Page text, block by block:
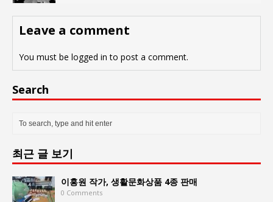
Leave a comment
You must be logged in to post a comment.
Search
최근 글 보기
이홍원 작가, 생활문화상품 4종 판매
0 Comments